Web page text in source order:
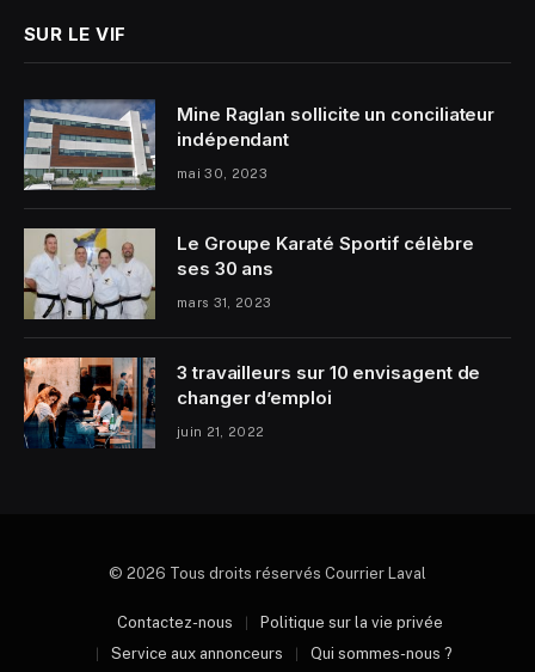
SUR LE VIF
Mine Raglan sollicite un conciliateur
indépendant
mai 30, 2023
Le Groupe Karaté Sportif célèbre
ses 30 ans
mars 31, 2023
3 travailleurs sur 10 envisagent de
changer d’emploi
juin 21, 2022
© 2026 Tous droits réservés Courrier Laval
Contactez-nous
Politique sur la vie privée
Service aux annonceurs
Qui sommes-nous ?